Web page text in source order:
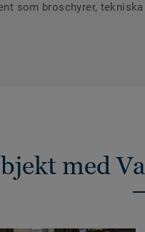
som broschyrer,
med